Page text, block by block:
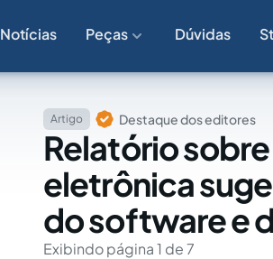
Notícias Peças Dúvidas
Artigo Destaque dos editores
Relatório
eletrônica
do software e
Exibindo página 1 de 7